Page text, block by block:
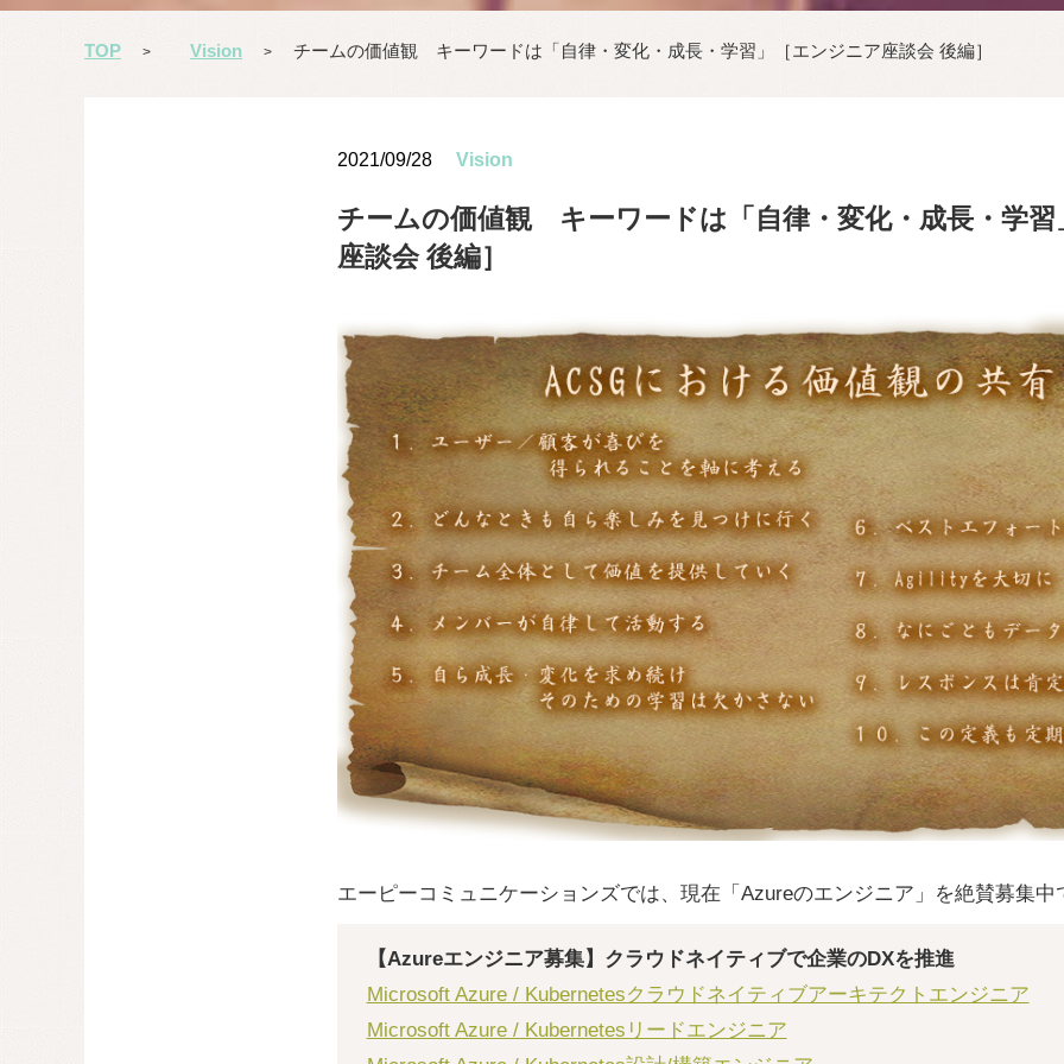
TOP > Vision > チームの価値観 キーワードは「自律・変化・成長・学習」［エンジニア座談会 後編］
2021/09/28 Vision
チームの価値観 キーワードは「自律・変化・成長・学習
座談会 後編］
エーピーコミュニケーションズでは、現在「Azureのエンジニア」を絶賛募集中
【Azureエンジニア募集】クラウドネイティブで企業のDXを推進
Microsoft Azure / Kubernetesクラウドネイティブアーキテクトエンジニア
Microsoft Azure / Kubernetesリードエンジニア